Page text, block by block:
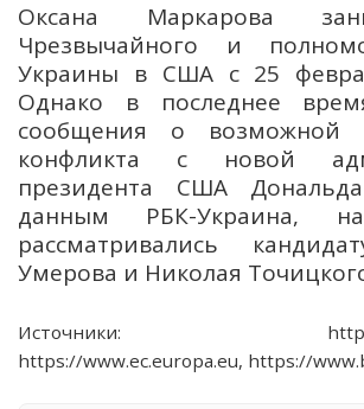
Оксана Маркарова
Чрезвычайного и
Украины в США с 25
Однако в последнее
сообщения о возможной
конфликта с новой
президента США
данным РБК-Украина,
рассматривались
Умерова и Николая
Источники: https://
https://www.ec.europa.eu, https://